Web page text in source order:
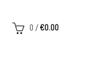
0 / €0.00